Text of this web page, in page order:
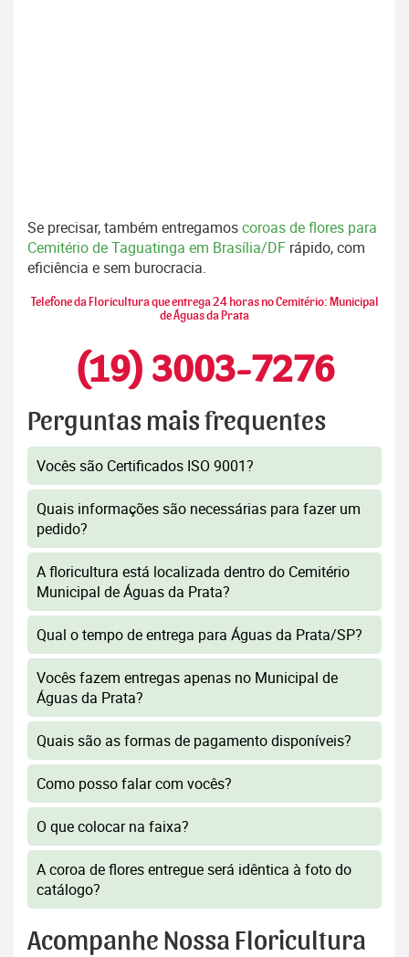
Se precisar, também entregamoscoroas de flores para
Cemitério de Taguatinga em Brasília/DF rápido, com
eficiência e sem burocracia.
Telefone da Floricultura que entrega 24 horas no Cemitério: Municipal
de Águas da Prata
(19) 3003-7276
Perguntas mais frequentes
Vocês são Certificados ISO 9001?
Quais informações são necessárias para fazer um
pedido?
A floricultura está localizada dentro do Cemitério
Municipal de Águas da Prata?
Qual o tempo de entrega para Águas da Prata/SP?
Vocês fazem entregas apenas no Municipal de
Águas da Prata?
Quais são as formas de pagamento disponíveis?
Como posso falar com vocês?
O que colocar na faixa?
A coroa de flores entregue será idêntica à foto do
catálogo?
Acompanhe Nossa Floricultura